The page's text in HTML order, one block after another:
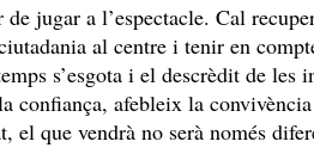
jugar a l’espectacle. Cal
al centre i tenir en
s’esgota i el descrèdit de les
confiança, afebleix la
que vendrà no serà només